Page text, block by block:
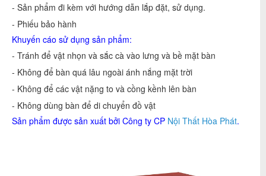
- Sản phẩm đi kèm với hướng dẫn lắp đặt, sử dụng.
- Phiếu bảo hành
Khuyến cáo sử dụng sản phẩm:
- Tránh để vật nhọn và sắc cà vào lưng và bề mặt bàn
- Không để bàn quá lâu ngoài ánh nắng mặt trời
- Không để các vật nặng to và cồng kềnh lên bàn
- Không dùng bàn để di chuyển đồ vật
Sản phẩm được sản xuất bởi Công ty CP Nội Thất Hòa Phát.